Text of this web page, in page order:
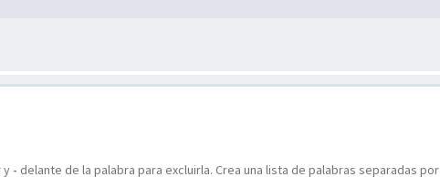
y - delante de la palabra para excluirla. Crea una lista de palabras separadas por